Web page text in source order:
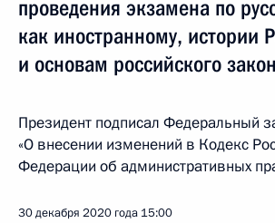
проведения экзамена по
как иностранному, истории
и основам российского
Президент подписал Федеральный
«О внесении изменений в Кодекс
Федерации об административных
30 декабря 2020 года 15:00